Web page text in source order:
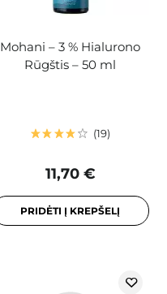
Mohani – 3 % Hialurono
Rūgštis – 50 ml
19
11,70 €
PRIDĖTI Į KREPŠELĮ